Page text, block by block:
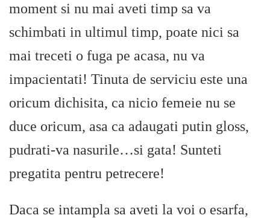
moment si nu mai aveti timp sa va
schimbati in ultimul timp, poate nici sa
mai treceti o fuga pe acasa, nu va
impacientati! Tinuta de serviciu este una
oricum dichisita, ca nicio femeie nu se
duce oricum, asa ca adaugati putin gloss,
pudrati-va nasurile…si gata! Sunteti
pregatita pentru petrecere!
Daca se intampla sa aveti la voi o esarfa,